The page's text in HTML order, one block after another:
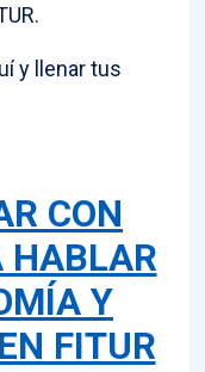
y llenar tus
CON
HABLAR
Y
FITUR